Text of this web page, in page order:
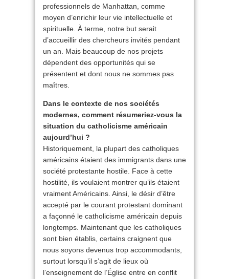
professionnels de Manhattan, comme
moyen d’enrichir leur vie intellectuelle et
spirituelle. À terme, notre but serait
d’accueillir des chercheurs invités pendant
un an. Mais beaucoup de nos projets
dépendent des opportunités qui se
présentent et dont nous ne sommes pas
maîtres.
Dans le contexte de nos sociétés
modernes, comment résumeriez-vous la
situation du catholicisme américain
aujourd’hui ?
Historiquement, la plupart des catholiques
américains étaient des immigrants dans une
société protestante hostile. Face à cette
hostilité, ils voulaient montrer qu’ils étaient
vraiment Américains. Ainsi, le désir d’être
accepté par le courant protestant dominant
a façonné le catholicisme américain depuis
longtemps. Maintenant que les catholiques
sont bien établis, certains craignent que
nous soyons devenus trop accommodants,
surtout lorsqu’il s’agit de lieux où
l’enseignement de l’Église entre en conflit